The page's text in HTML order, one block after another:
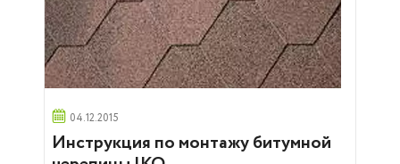
04.12.2015
Инструкция по монтажу битумной